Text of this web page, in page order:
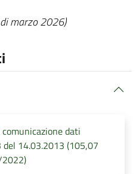
marzo 2026)
dati
14.03.2013 (105,07